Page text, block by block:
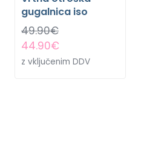
gugalnica iso
49.90€
44.90€
z vključenim DDV